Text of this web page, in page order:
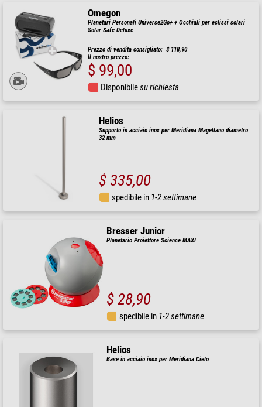
Omegon
Planetari Personali Universe2Go+ + Occhiali per eclissi solari
Solar Safe Deluxe
Prezzo di vendita consigliato: $ 118,90
Il nostro prezzo:
$ 99,00
Disponibilesu richiesta
Helios
Supporto in acciaio inox per Meridiana Magellano diametro
32 mm
$ 335,00
spedibile in 1-2 settimane
Bresser Junior
Planetario Proiettore Science MAXI
$ 28,90
spedibile in 1-2 settimane
Helios
Base in acciaio inox per Meridiana Cielo